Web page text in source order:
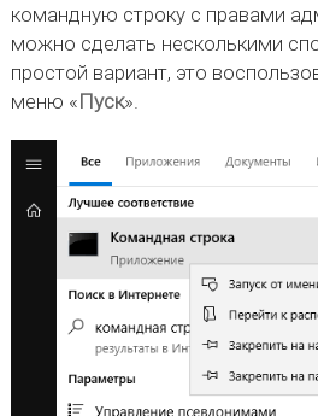
командную строку с правами
можно сделать несколькими
простой вариант, это
меню «Пуск».